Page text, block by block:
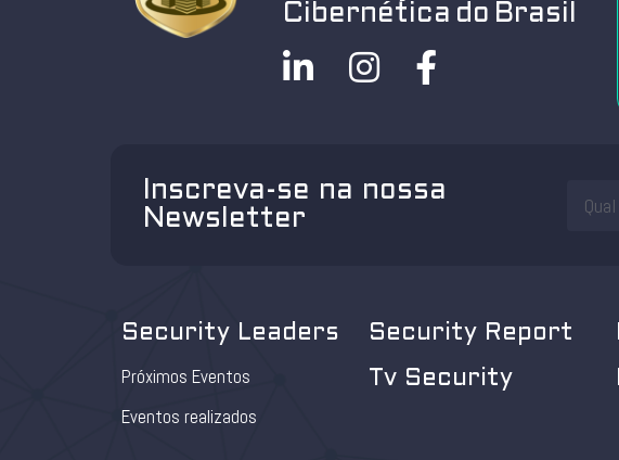
Cibernética do Brasil
Inscreva-se na nossa
Newsletter
Security Leaders
Próximos Eventos
Eventos realizados
Security Report
Tv Security